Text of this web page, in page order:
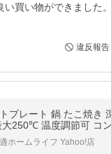
買い物ができました。
違反報告
プレート 鍋 たこ焼き
250℃ 温度調節可 コン
レゼント 着脱式 PHP-
マ * (AMZ)
ホームライフ Yahoo!店